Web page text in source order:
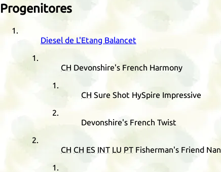
Progenitores
Diesel de L'Etang Balancet
CH Devonshire's French Harmony
CH Sure Shot HySpire Impressive
Devonshire's French Twist
CH CH ES INT LU PT Fisherman's Friend Nan